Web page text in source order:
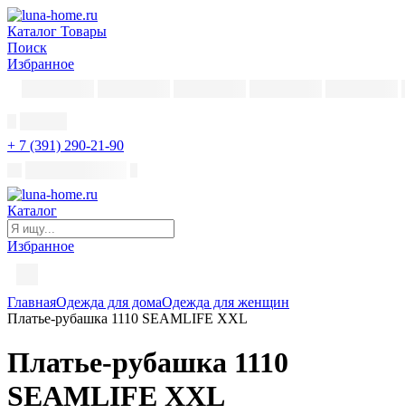
Каталог Товары
Поиск
Избранное
+ 7 (391) 290-21-90
Каталог
Избранное
ГлавнаяОдежда для домаОдежда для женщин
Платье-рубашка 1110 SEAMLIFE XXL
Платье-рубашка 1110
SEAMLIFE XXL